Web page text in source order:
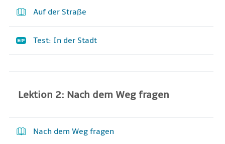
Auf der Straße
Test: In der Stadt
Lektion 2: Nach dem Weg fragen
Nach dem Weg fragen